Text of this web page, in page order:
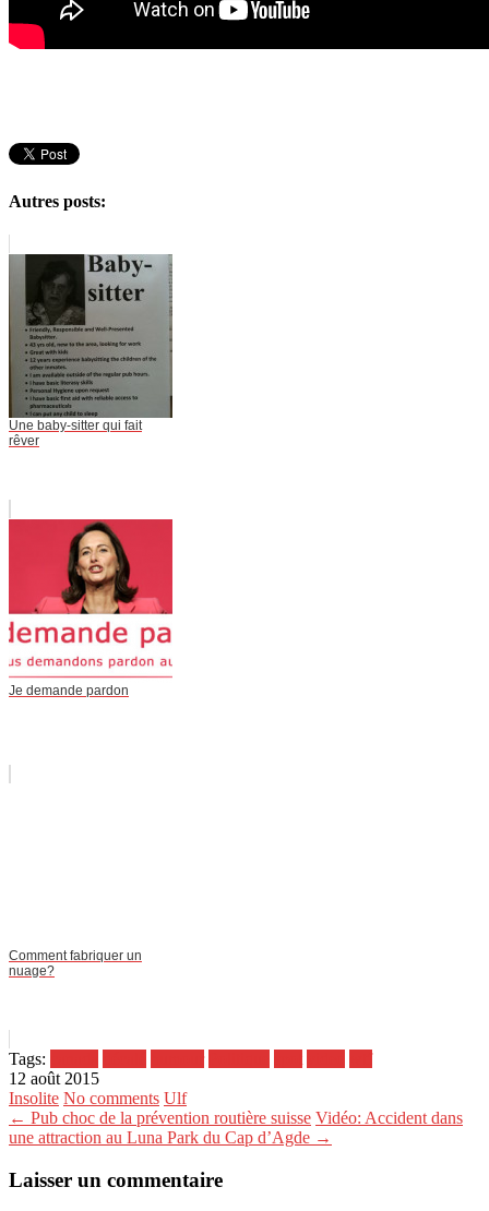
Autres posts:
Une baby-sitter qui fait
rêver
Je demande pardon
Comment fabriquer un
nuage?
Tags:
12 août 2015
Insolite No comments Ulf
← Pub choc de la prévention routière suisse Vidéo: Accident dans
une attraction au Luna Park du Cap d’Agde →
Laisser un commentaire